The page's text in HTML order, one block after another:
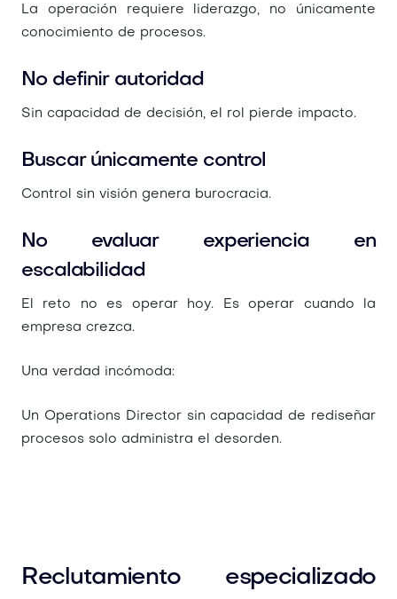
La operación requiere liderazgo, no únicamente
conocimiento de procesos.
No definir autoridad
Sin capacidad de decisión, el rol pierde impacto.
Buscar únicamente control
Control sin visión genera burocracia.
No evaluar experiencia en
escalabilidad
El reto no es operar hoy. Es operar cuando la
empresa crezca.
Una verdad incómoda:
Un Operations Director sin capacidad de rediseñar
procesos solo administra el desorden.
Reclutamiento especializado